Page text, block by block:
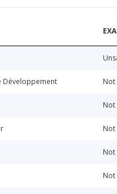
Développement Not
Not
Not
Not
Not